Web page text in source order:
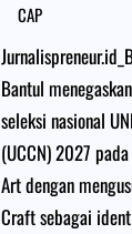
CAP
Bantul
seleksi nasional
(UCCN) 2027
Art dengan
Craft sebagai